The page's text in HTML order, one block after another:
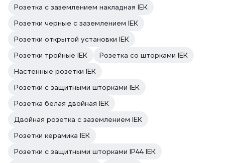
Розетка с заземлением накладная IEK
Розетки черные с заземлением IEK
Розетки открытой установки IEK
Розетки тройные IEK
Розетка со шторками IEK
Настенные розетки IEK
Розетки с защитными шторками IEK
Розетка белая двойная IEK
Двойная розетка с заземлением IEK
Розетки керамика IEK
Розетки с защитными шторками IP44 IEK